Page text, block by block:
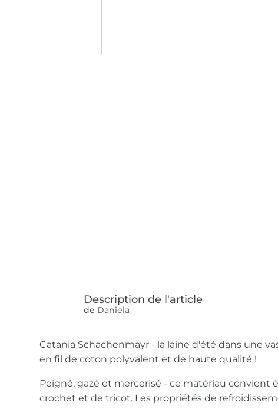
de Daniela
Catania Schachenmayr - la laine d'été dans une
en fil de coton polyvalent et de haute qualité !
Peigné, gazé et mercerisé - ce matériau convient
crochet et de tricot. Les propriétés de